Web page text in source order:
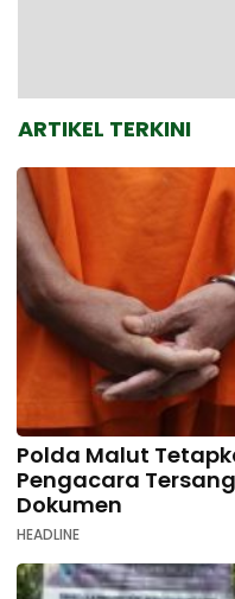
ARTIKEL TERKINI
Polda Malut
Pengacara
Dokumen
HEADLINE